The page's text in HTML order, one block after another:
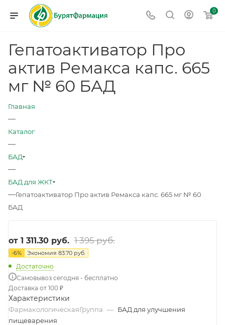
0
Гепатоактиватор Про
актив Ремакса капс. 665
мг № 60 БАД
Главная
—
Каталог
—
БАД
—
БАД для ЖКТ
—Гепатоактиватор Про актив Ремакса капс. 665 мг № 60
БАД
от 1 311.30 руб. 1 395 руб.
-6% Экономия 83.70 руб.
Достаточно
Самовывоз сегодня - бесплатно
Доставка от 100 ₽
Характеристики
ФармакологическаяГруппа — БАД для улучшения
пищеварения